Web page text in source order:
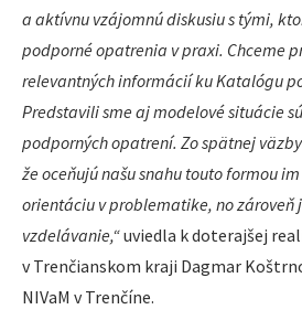
a aktívnu vzájomnú diskusiu s tými,
podporné opatrenia v praxi. Chceme
relevantných informácií ku Katalógu
Predstavili sme aj modelové situácie
podporných opatrení. Zo spätnej
že oceňujú našu snahu touto formou
orientáciu v problematike, no zároveň
vzdelávanie,“uviedla k doterajšej
v Trenčianskom kraji Dagmar
NIVaM v Trenčíne.